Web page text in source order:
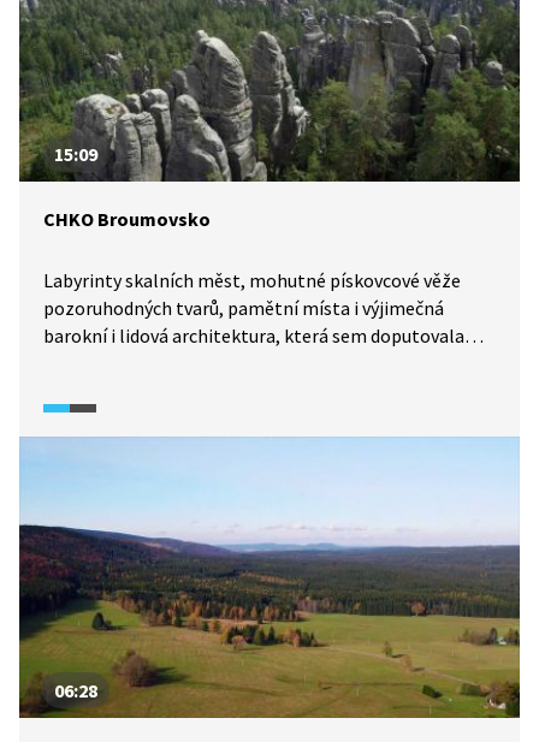
15:09
CHKO Broumovsko
Labyrinty skalních měst, mohutné pískovcové věže
pozoruhodných tvarů, pamětní místa i výjimečná
barokní i lidová architektura, která sem doputovala
chráněná krajinná oblast Broumovsko.
06:28